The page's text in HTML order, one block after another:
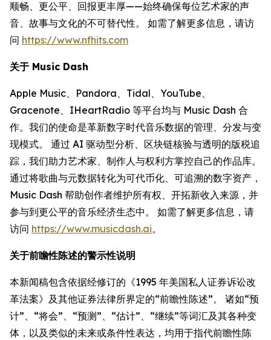
顺畅、更公平、回报更丰厚——始终确保每位艺术家的声
音、故事与文化的不可替代性。 如需了解更多信息，请访
问 https://www.nfhits.com
关于 Music Dash
Apple Music、Pandora、Tidal、YouTube、
Gracenote、IHeartRadio 等平台均与 Music Dash 合
作。我们的使命是革新数字时代音乐数据的管理、分发与变
现模式。 通过 AI 驱动型分析、区块链核验与透明的版税追
踪，我们助力艺术家、制作人与权利方掌控自己的作品库。
通过将歌曲与元数据转化为可代币化、可追溯的数字资产，
Music Dash 帮助创作者维护所有权、开拓新收入来源，并
参与到更公平的音乐经济生态中。 如需了解更多信息，请
访问 https://www.musicdash.ai。
关于前瞻性陈述的警示性说明
本新闻稿包含依据经修订的《1995 年美国私人证券诉讼改
革法案》及其他证券法律所界定的“前瞻性陈述”。 诸如“预
计”、“将会”、“预测”、“估计”、“继续”等词汇及其各种变
体，以及类似的未来或条件性表达，均用于指代前瞻性陈